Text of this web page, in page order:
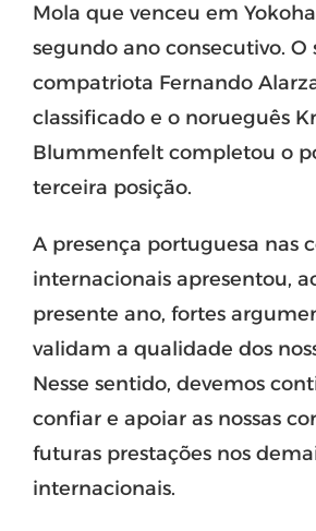
Mola que venceu em
segundo ano consecutivo. O
compatriota Fernando
classificado e o norueguês
Blummenfelt completou o
terceira posição.
A presença portuguesa nas
internacionais apresentou,
presente ano, fortes
validam a qualidade dos
Nesse sentido, devemos
confiar e apoiar as nossas
futuras prestações nos
internacionais.